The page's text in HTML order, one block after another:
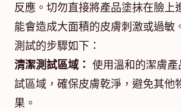
反應。切勿直接將產品塗抹在臉上
能會造成大面積的皮膚刺激或過敏
測試的步驟如下：
清潔測試區域： 使用溫和的潔膚
試區域，確保皮膚乾淨，避免其他
果。